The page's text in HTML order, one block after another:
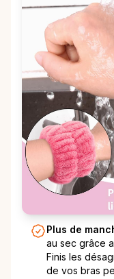
Plus de
au sec grâce
Finis les
de vos bras